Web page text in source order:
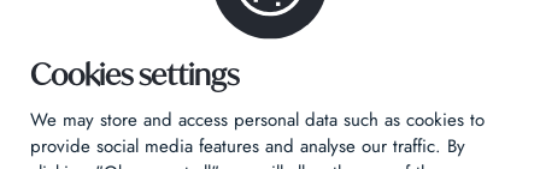
Contact
Cookies settings
We may store and access personal data such as cookies to
provide social media features and analyse our traffic. By